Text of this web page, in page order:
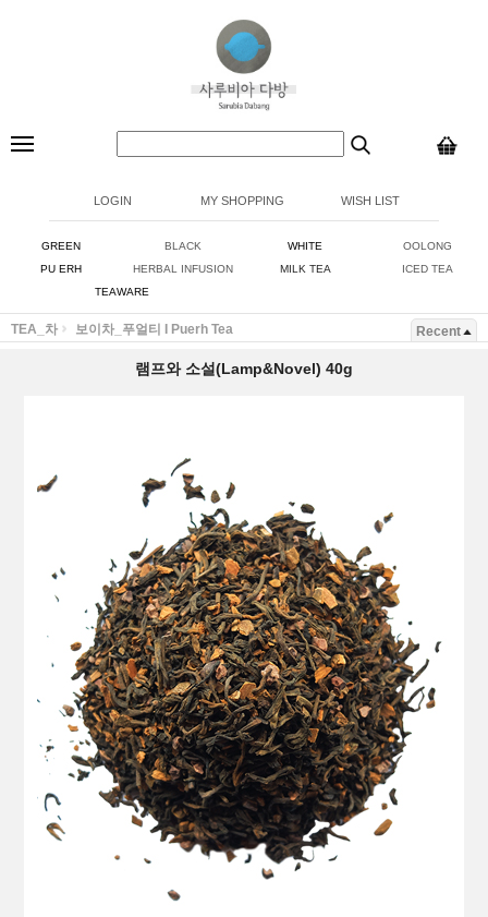
LOGIN MY SHOPPING WISH LIST
GREEN BLACK WHITE
OOLONG
PU ERH
HERBAL INFUSION MILK TEA
ICED TEA
TEAWARE
TEA_차 보이차_푸얼티 I Puerh Tea Recent
램프와 소설(Lamp&Novel) 40g